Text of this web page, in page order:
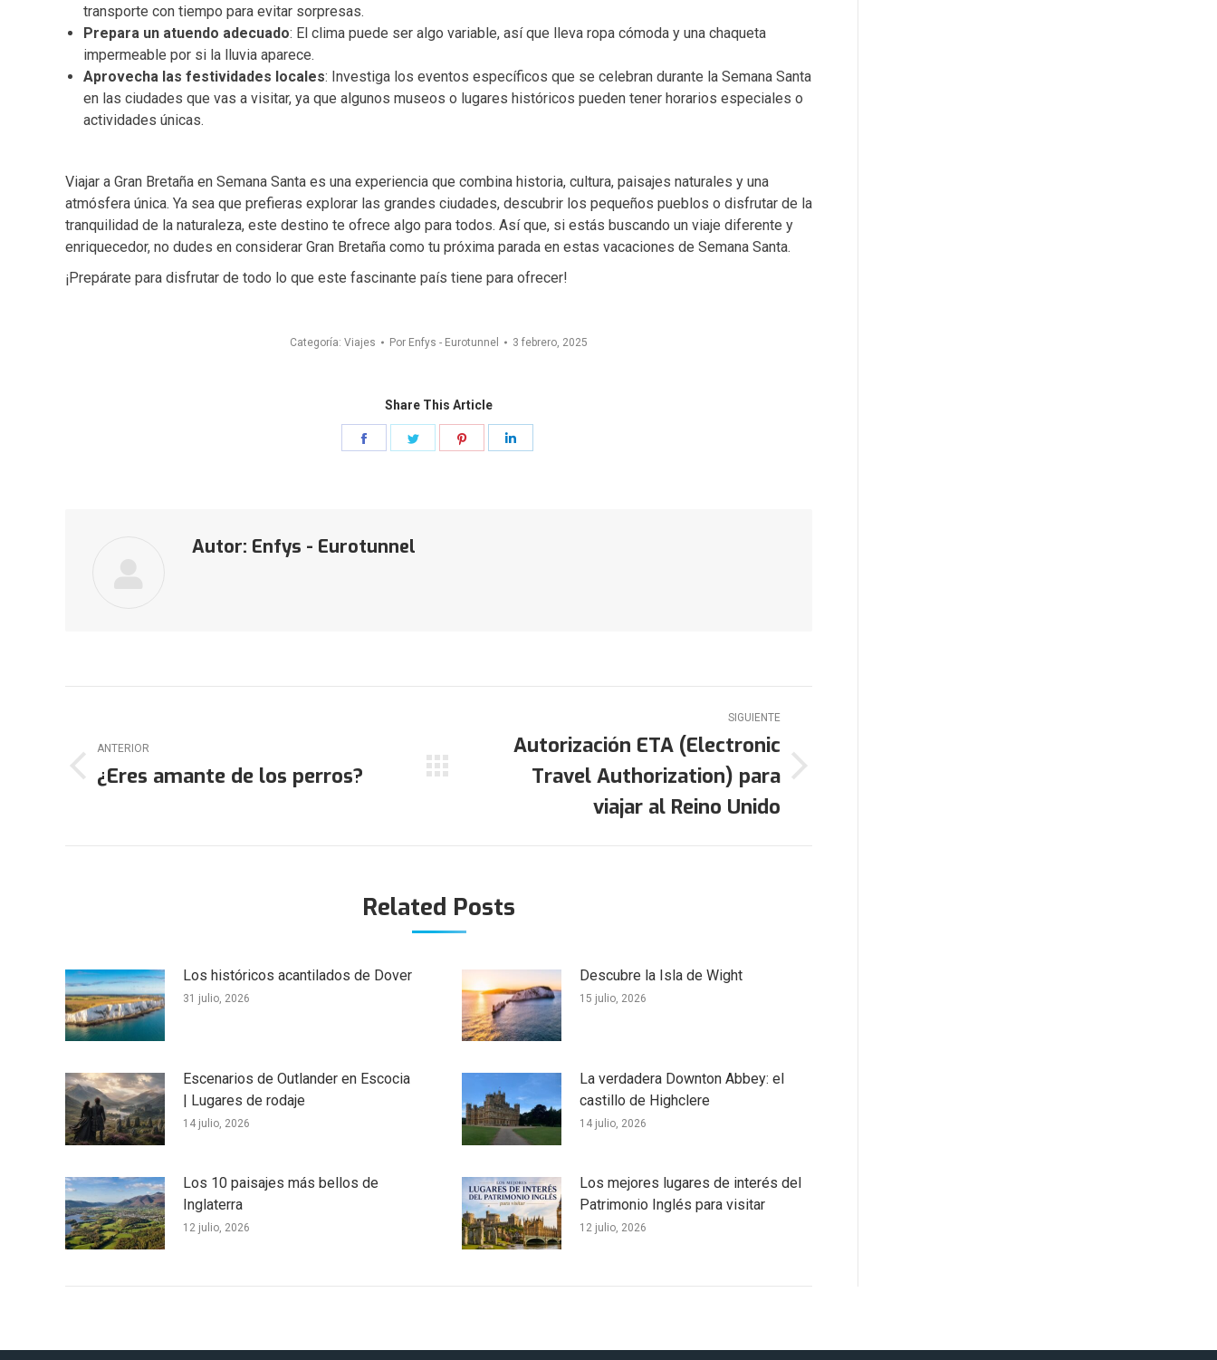
transporte con tiempo para evitar sorpresas.
Prepara un atuendo adecuado: El clima puede ser algo variable, así que lleva ropa cómoda y una chaqueta
impermeable por si la lluvia aparece.
Aprovecha las festividades locales: Investiga los eventos específicos que se celebran durante la Semana Santa
en las ciudades que vas a visitar, ya que algunos museos o lugares históricos pueden tener horarios especiales o
actividades únicas.
Viajar a Gran Bretaña en Semana Santa es una experiencia que combina historia, cultura, paisajes naturales y una
atmósfera única. Ya sea que prefieras explorar las grandes ciudades, descubrir los pequeños pueblos o disfrutar de la
tranquilidad de la naturaleza, este destino te ofrece algo para todos. Así que, si estás buscando un viaje diferente y
enriquecedor, no dudes en considerar Gran Bretaña como tu próxima parada en estas vacaciones de Semana Santa.
¡Prepárate para disfrutar de todo lo que este fascinante país tiene para ofrecer!
Categoría: Viajes Por Enfys - Eurotunnel 3 febrero, 2025
Share This Article
Share
Autor: Enfys - Eurotunnel
entre
publicaciones
ANTERIOR
Publicación
¿Eres amante de los perros?
SIGUIENTE
Publicación
Autorización ETA (Electronic
Travel Authorization) para
viajar al Reino Unido
Related Posts
Los históricos acantilados de Dover
31 julio, 2026
Descubre la Isla de Wight
15 julio, 2026
Escenarios de Outlander en Escocia
| Lugares de rodaje
14 julio, 2026
La verdadera Downton Abbey: el
castillo de Highclere
14 julio, 2026
Los 10 paisajes más bellos de
Inglaterra
12 julio, 2026
Los mejores lugares de interés del
Patrimonio Inglés para visitar
12 julio, 2026